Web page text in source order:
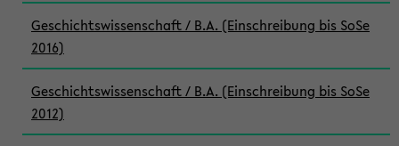
Geschichtswissenschaft / B.A. (Einschreibung bis SoSe
2016)
Geschichtswissenschaft / B.A. (Einschreibung bis SoSe
2012)